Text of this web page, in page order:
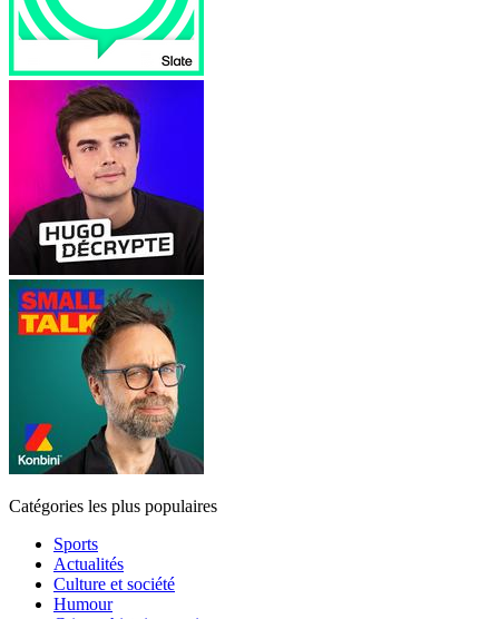
Catégories les plus populaires
Sports
Actualités
Culture et société
Humour